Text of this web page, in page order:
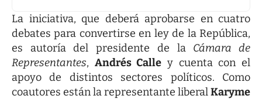
La iniciativa, que deberá aprobarse en cuatro
debates para convertirse en ley de la República,
es autoría del presidente de la Cámara de
Representantes, Andrés Calle y cuenta con el
apoyo de distintos sectores políticos. Como
coautores están la representante liberalKaryme